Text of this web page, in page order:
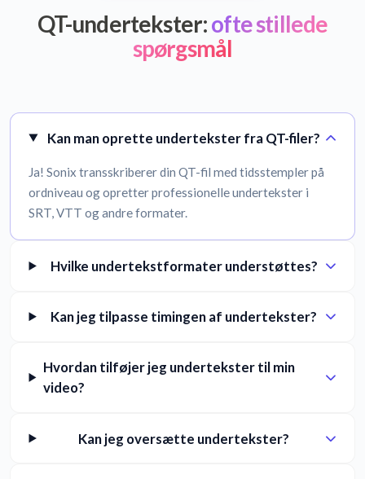
QT-undertekster:ofte stillede
spørgsmål
Kan man oprette undertekster fra QT-filer?
Ja! Sonix transskriberer din QT-fil med tidsstempler på
ordniveau og opretter professionelle undertekster i
SRT, VTT og andre formater.
Hvilke undertekstformater understøttes?
Kan jeg tilpasse timingen af undertekster?
Hvordan tilføjer jeg undertekster til min
video?
Kan jeg oversætte undertekster?